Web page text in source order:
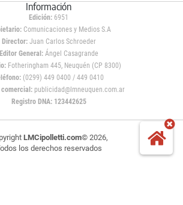
Información
Edición: 6951
Comunicaciones y Medios S.A
Director: Juan Carlos Schroeder
Editor General:Ángel Casagrande
Fotheringham 445, Neuquén (CP 8300)
(0299) 449 0400 / 449 0410
publicidad@lmneuquen.com.ar
Registro DNA: 123442625
LMCipolletti.com© 2026,
los derechos reservados